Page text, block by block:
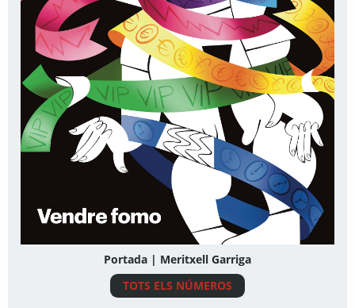
Portada | Meritxell Garriga
TOTS ELS NÚMEROS